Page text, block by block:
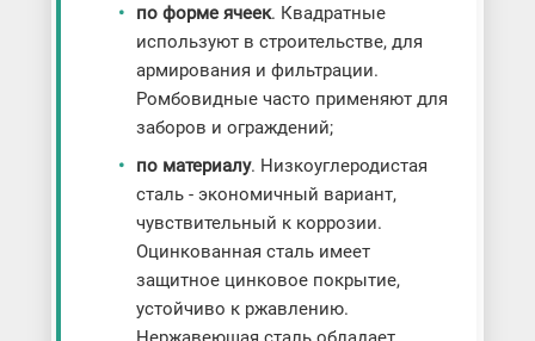
по форме ячеек. Квадратные
используют в строительстве, для
армирования и фильтрации.
Ромбовидные часто применяют для
заборов и ограждений;
по материалу. Низкоуглеродистая
сталь - экономичный вариант,
чувствительный к коррозии.
Оцинкованная сталь имеет
защитное цинковое покрытие,
устойчиво к ржавлению.